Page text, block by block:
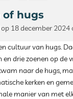
of hugs
18 december 2024
cultuur van hugs.
en drie zoenen op
naar de hugs,
kerken en
manier van met